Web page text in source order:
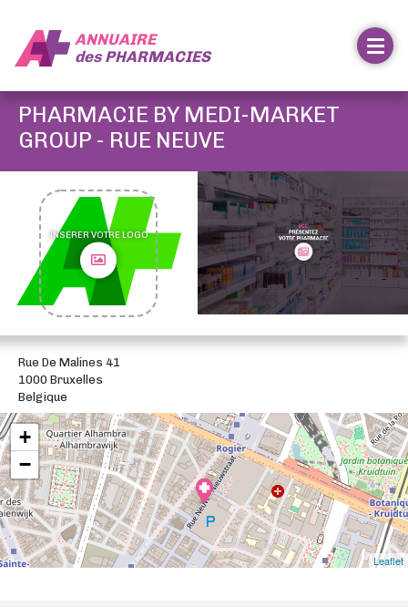
ANNUAIRE
desPHARMACIES
PHARMACIE BY MEDI-MARKET
GROUP - RUE NEUVE
INSÉRER VOTRE LOGO
Rue De Malines 41
1000 Bruxelles
Belgique
+
−
Leaflet